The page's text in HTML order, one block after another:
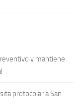
y mantiene
protocolar a San